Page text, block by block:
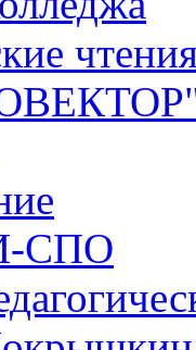
СПО